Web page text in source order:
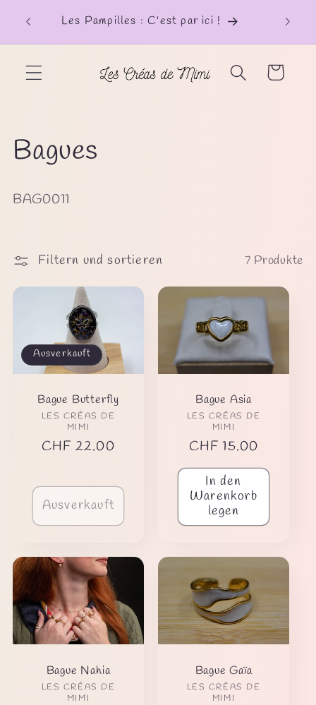
zum
Les Pampilles : C'est par ici !
Warenkorb
K
a
e
g
r
Bagues
BAG0011
Filtern und sortieren 7 Produkte
Ausverkauft
Bague Butterfly
Anbieter:
LES CRÉAS DE
MIMI
Normaler
CHF 22.00
Ausverkauft
Bague Asia
Anbieter:
LES CRÉAS DE
MIMI
Normaler
Preis
CHF 15.00
In den
Warenkorb
legen
Bague Nahia
Anbieter:
LES CRÉAS DE
MIMI
Bague Gaïa
Anbieter:
LES CRÉAS DE
MIMI